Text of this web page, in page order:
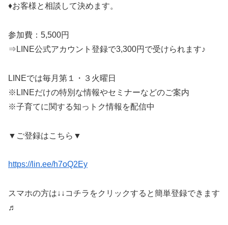
♦お客様と相談して決めます。
参加費：5,500円
⇒LINE公式アカウント登録で3,300円で受けられます♪
LINEでは毎月第１・３火曜日
※LINEだけの特別な情報やセミナーなどのご案内
※子育てに関する知っトク情報を配信中
▼ご登録はこちら▼
https://lin.ee/h7oQ2Ey
スマホの方は↓↓コチラをクリックすると簡単登録できます
♬